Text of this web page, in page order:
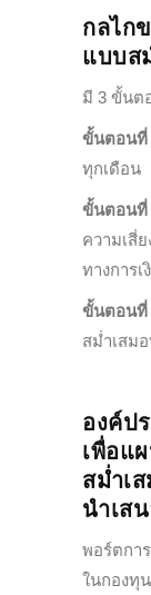
กลไก
แบบส
มี 3 ขั้นต
ขั้นตอนที่
ทุกเดือน
ขั้นตอนที่
ความเสี่
ทางการเ
ขั้นตอนที่
สม่ำเสม
องค์ป
เพื่อแ
สม่ำเ
นำเส
พอร์ตกา
ในกองทุ